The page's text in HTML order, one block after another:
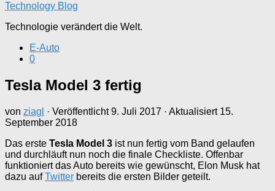
Technology Blog
Technologie verändert die Welt.
E-Auto
0
Tesla Model 3 fertig
von ziagl · Veröffentlicht9. Juli 2017 · Aktualisiert 15.
September 2018
Das erste Tesla Model 3 ist nun fertig vom Band gelaufen
und durchläuft nun noch die finale Checkliste. Offenbar
funktioniert das Auto bereits wie gewünscht, Elon Musk hat
dazu aufTwitter bereits die ersten Bilder geteilt.